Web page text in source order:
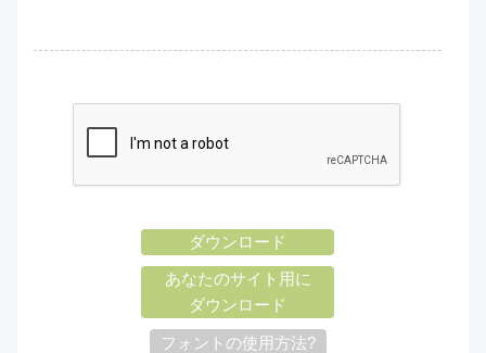
ダウンロード
あなたのサイト用に
ダウンロード
フォントの使用方法?